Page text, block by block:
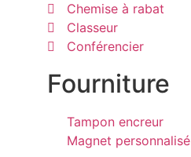
Chemise à rabat
Classeur
Conférencier
Fourniture
Tampon encreur
Magnet personnalisé